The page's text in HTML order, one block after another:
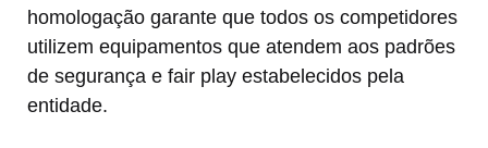
homologação garante que todos os competidores
utilizem equipamentos que atendem aos padrões
de segurança e fair play estabelecidos pela
entidade.